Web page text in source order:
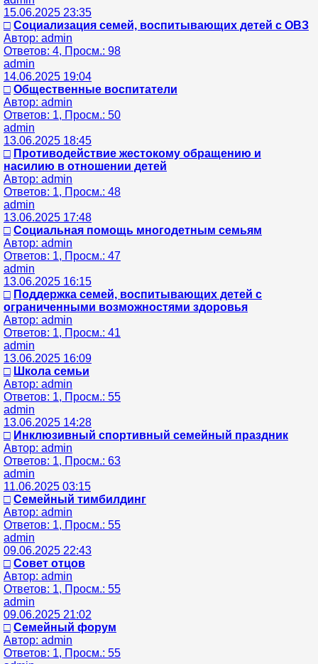
15.06.2025 23:35
□ Социализация семей, воспитывающих детей с ОВЗ
Автор: admin
Ответов: 4, Просм.: 98
admin
14.06.2025 19:04
□ Общественные воспитатели
Автор: admin
Ответов: 1, Просм.: 50
admin
13.06.2025 18:45
□ Противодействие жестокому обращению и
насилию в отношении детей
Автор: admin
Ответов: 1, Просм.: 48
admin
13.06.2025 17:48
□ Социальная помощь многодетным семьям
Автор: admin
Ответов: 1, Просм.: 47
admin
13.06.2025 16:15
□ Поддержка семей, воспитывающих детей с
ограниченными возможностями здоровья
Автор: admin
Ответов: 1, Просм.: 41
admin
13.06.2025 16:09
□ Школа семьи
Автор: admin
Ответов: 1, Просм.: 55
admin
13.06.2025 14:28
□ Инклюзивный спортивный семейный праздник
Автор: admin
Ответов: 1, Просм.: 63
admin
11.06.2025 03:15
□ Семейный тимбилдинг
Автор: admin
Ответов: 1, Просм.: 55
admin
09.06.2025 22:43
□ Совет отцов
Автор: admin
Ответов: 1, Просм.: 55
admin
09.06.2025 21:02
□ Семейный форум
Автор: admin
Ответов: 1, Просм.: 55